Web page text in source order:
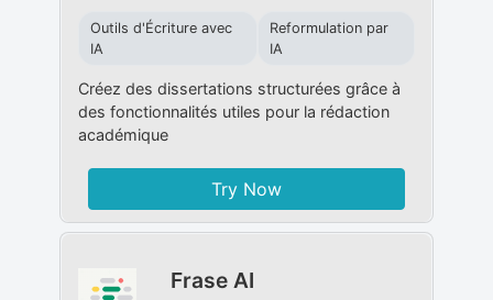
Outils d'Écriture avec
IA
Reformulation par
IA
Créez des dissertations structurées grâce à
des fonctionnalités utiles pour la rédaction
académique
Try Now
Frase AI